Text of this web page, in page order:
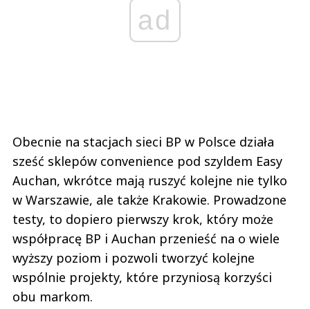
ad
Obecnie na stacjach sieci BP w Polsce działa
sześć sklepów convenience pod szyldem Easy
Auchan, wkrótce mają ruszyć kolejne nie tylko
w Warszawie, ale także Krakowie. Prowadzone
testy, to dopiero pierwszy krok, który może
współpracę BP i Auchan przenieść na o wiele
wyższy poziom i pozwoli tworzyć kolejne
wspólnie projekty, które przyniosą korzyści
obu markom.